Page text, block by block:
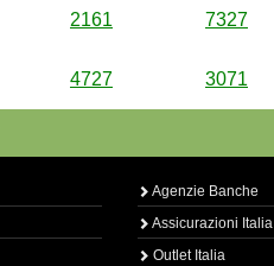
2161 7327
4727 3071
Agenzie Banche
Assicurazioni Italia
Outlet Italia